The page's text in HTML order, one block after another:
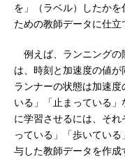
を」（ラベル）したか
ための教師データに仕立
例えば、ランニングの
は、時刻と加速度の値
ランナーの状態は加速
いる」「止まっている
に学習させるには、そ
っている」「歩いてい
与した教師データを作成